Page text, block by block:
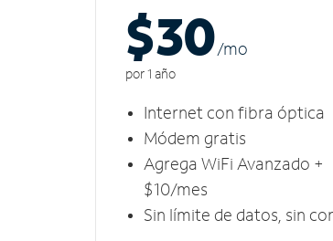
$30/mo
por 1 año
Internet con fibra óptica
Módem gratis
Agrega WiFi Avanzado +
$10/mes
Sin límite de datos, sin